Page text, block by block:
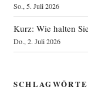
So., 5. Juli 2026
Kurz: Wie halten
Do., 2. Juli 2026